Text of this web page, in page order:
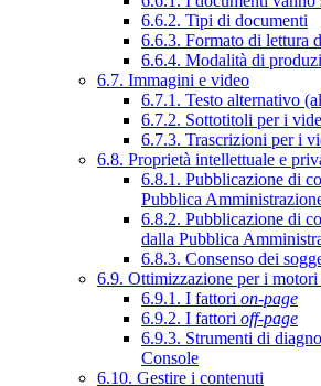
6.6.2. Tipi di documenti
6.6.3. Formato di lettura
6.6.4. Modalità di
6.7. Immagini e video
6.7.1. Testo alternativo
6.7.2. Sottotitoli per i
6.7.3. Trascrizioni per i
6.8. Proprietà intellettuale e
6.8.1. Pubblicazione di
Pubblica
6.8.2. Pubblicazione di
dalla Pubblica
6.8.3. Consenso dei
6.9. Ottimizzazione per i
6.9.1. I fattori on-page
6.9.2. I fattori off-page
6.9.3. Strumenti di
Console
6.10. Gestire i contenuti